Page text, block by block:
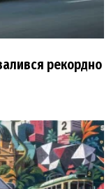
рекордно